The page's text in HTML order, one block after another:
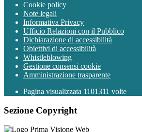
Cookie policy
Note legali
Informativa Privacy
Ufficio Relazioni con il Pubblico
Dichiarazione di accessibilità
Obiettivi di accessibilità
Whistleblowing
Gestione consensi cookie
Amministrazione trasparente
Pagina visualizzata 1101311 volte
Sezione Copyright